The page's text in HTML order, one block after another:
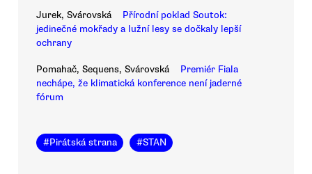
Jurek, Svárovská
Přírodní poklad Soutok:
jedinečné mokřady a lužní lesy se dočkaly lepší
ochrany
Pomahač, Sequens, Svárovská
Premiér Fiala
nechápe, že klimatická konference není jaderné
fórum
#Pirátská strana #STAN